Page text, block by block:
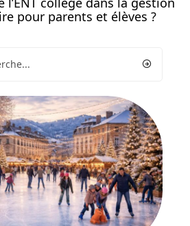
pour parents et élèves ?